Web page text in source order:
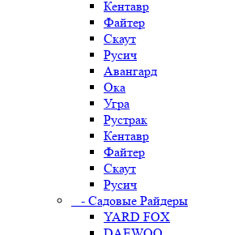
Кентавр
Файтер
Скаут
Русич
Авангард
Ока
Угра
Рустрак
Кентавр
Файтер
Скаут
Русич
- Садовые Райдеры
YARD FOX